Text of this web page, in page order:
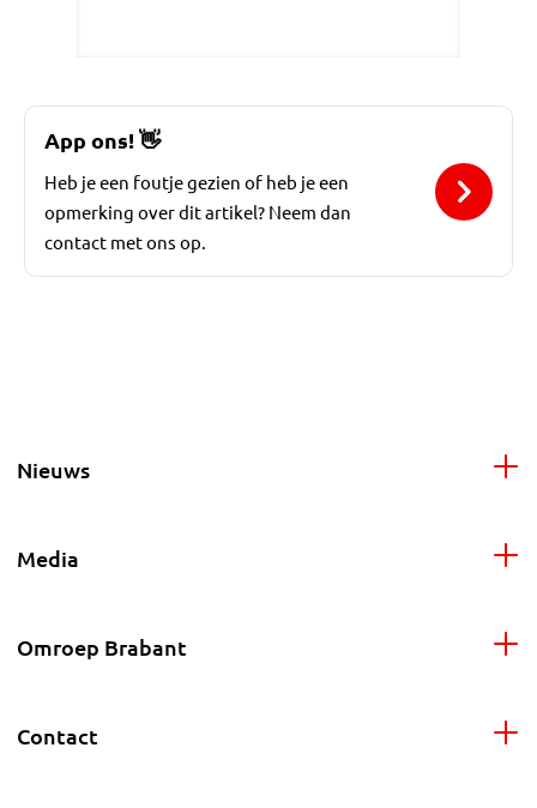
App ons!👋
Heb je een foutje gezien of heb je een
opmerking over dit artikel? Neem dan
contact met ons op.
Nieuws
Media
Omroep Brabant
Contact